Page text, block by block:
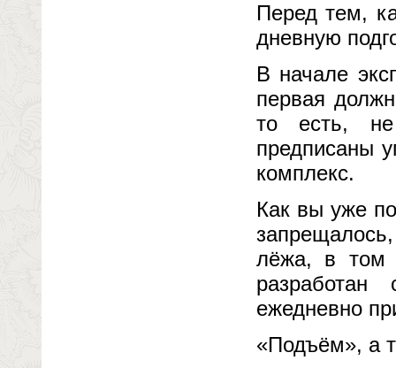
Перед тем,
дневную
В начале
первая
то есть, не
предписаны
комплекс.
Как вы уже
лёжа, в том
ежедневно
«Подъём», а